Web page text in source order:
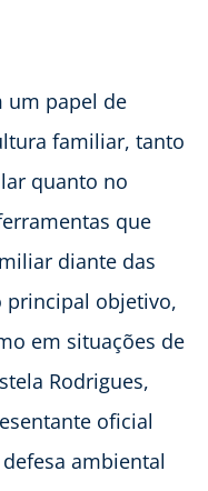
um papel de
familiar, tanto
quanto no
que
diante das
principal objetivo,
em situações de
Rodrigues,
oficial
ambiental